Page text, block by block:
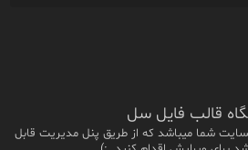
قالب فایل سل
شما میباشد که از طریق پنل مدیریت قابل